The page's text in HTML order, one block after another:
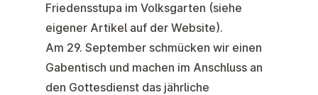
Friedensstupa im Volksgarten (siehe
eigener Artikel auf der Website).
Am 29. September schmücken wir einen
Gabentisch und machen im Anschluss an
den Gottesdienst das jährliche